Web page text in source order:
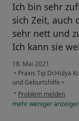
Ich bin sehr
sich Zeit, auch
sehr nett und
Ich kann sie
18. Mai 2021
• Praxis Tip Dr.Hülya
und Geburtshilfe •
• Problem melden
mehrweniger